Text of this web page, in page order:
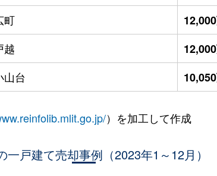
町
越
山台
）を加工して作成
一戸建て売却事例（2023年1～12月）